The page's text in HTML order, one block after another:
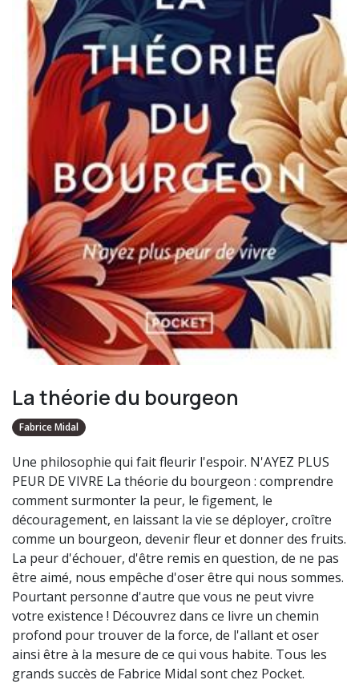
La théorie du bourgeon
Fabrice Midal
Une philosophie qui fait fleurir l'espoir. N'AYEZ PLUS
PEUR DE VIVRE La théorie du bourgeon : comprendre
comment surmonter la peur, le figement, le
découragement, en laissant la vie se déployer, croître
comme un bourgeon, devenir fleur et donner des fruits.
La peur d'échouer, d'être remis en question, de ne pas
être aimé, nous empêche d'oser être qui nous sommes.
Pourtant personne d'autre que vous ne peut vivre
votre existence ! Découvrez dans ce livre un chemin
profond pour trouver de la force, de l'allant et oser
ainsi être à la mesure de ce qui vous habite. Tous les
grands succès de Fabrice Midal sont chez Pocket.